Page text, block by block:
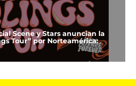
Scene y Stars anuncian la
Tour” por Norteamérica: